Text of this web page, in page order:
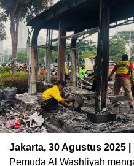
Jakarta, 30 Agustus 2025 |
Pemuda Al Washliyah